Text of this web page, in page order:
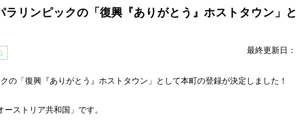
リンピックの「復興『ありがとう』ホストタウン」
最終更新日
の「復興『ありがとう』ホストタウン」として本町の登録が決定しました！
ストリア共和国」です。